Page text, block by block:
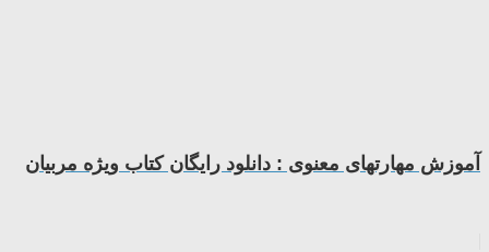
آموزش مهارتهای معنوی : دانلود رایگان کتاب ویژه مربیان